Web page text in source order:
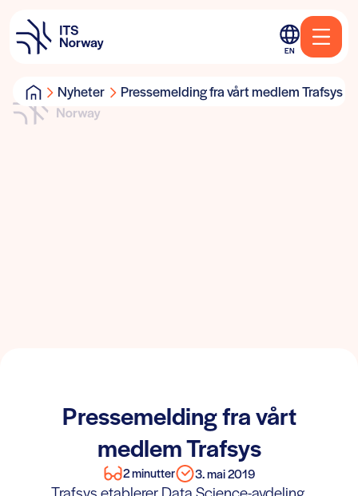
EN
Nyheter Pressemelding fra vårt medlem Trafsys
Pressemelding fra vårt
medlem Trafsys
2 minutter 3. mai 2019